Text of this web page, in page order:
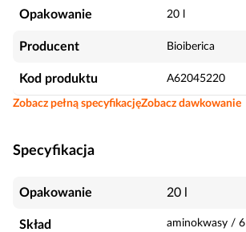
Opakowanie 20 l
Producent Bioiberica
Kod produktu A62045220
Zobacz pełną specyfikacjęZobacz dawkowanie
Specyfikacja
Opakowanie 20 l
Skład aminokwasy / 6